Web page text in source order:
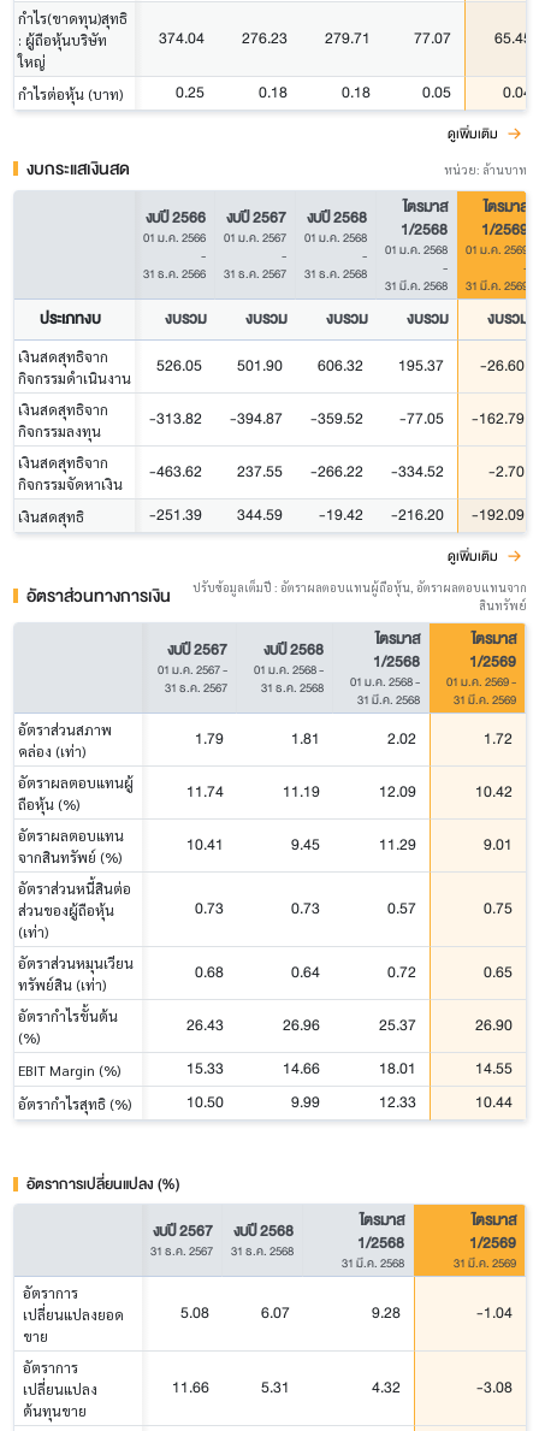
กำไร(ขาดทุน)สุทธิ
: ผู้ถือหุ้นบริษัท
ใหญ่
374.04 276.23 279.71 77.07 65.45
กำไรต่อหุ้น (บาท) 0.25 0.18 0.18 0.05 0.04
ดูเพิ่มเติม
งบกระแสเงินสด หน่วย: ล้านบาท
งบปี 2566
01 ม.ค. 2566
-
31 ธ.ค. 2566
งบปี 2567
01 ม.ค. 2567
-
31 ธ.ค. 2567
งบปี 2568
01 ม.ค. 2568
-
31 ธ.ค. 2568
ไตรมาส
1/2568
01 ม.ค. 2568
-
31 มี.ค. 2568
ไตรมาส
1/2569
01 ม.ค. 2569
-
31 มี.ค. 2569
ประเภทงบ งบรวม งบรวม งบรวม งบรวม งบรวม
เงินสดสุทธิจาก
กิจกรรมดำเนินงาน
526.05 501.90 606.32 195.37 -26.60
เงินสดสุทธิจาก
กิจกรรมลงทุน
-313.82 -394.87 -359.52 -77.05 -162.79
เงินสดสุทธิจาก
กิจกรรมจัดหาเงิน
-463.62 237.55 -266.22 -334.52 -2.70
เงินสดสุทธิ -251.39 344.59 -19.42 -216.20 -192.09
ดูเพิ่มเติม
อัตราส่วนทางการเงิน
ปรับข้อมูลเต็มปี : อัตราผลตอบแทนผู้ถือหุ้น, อัตราผลตอบแทนจาก
สินทรัพย์
งบปี 2567
01 ม.ค. 2567-
31 ธ.ค. 2567
งบปี 2568
01 ม.ค. 2568-
31 ธ.ค. 2568
ไตรมาส
1/2568
01 ม.ค. 2568-
31 มี.ค. 2568
ไตรมาส
1/2569
01 ม.ค. 2569-
31 มี.ค. 2569
อัตราส่วนสภาพ
คล่อง (เท่า)
1.79 1.81 2.02 1.72
อัตราผลตอบแทนผู้
ถือหุ้น (%)
11.74 11.19 12.09 10.42
อัตราผลตอบแทน
จากสินทรัพย์ (%)
10.41 9.45 11.29 9.01
อัตราส่วนหนี้สินต่อ
ส่วนของผู้ถือหุ้น
(เท่า)
0.73 0.73 0.57 0.75
อัตราส่วนหมุนเวียน
ทรัพย์สิน (เท่า)
0.68 0.64 0.72 0.65
อัตรากำไรขั้นต้น
(%)
26.43 26.96 25.37 26.90
EBIT Margin (%) 15.33 14.66 18.01 14.55
อัตรากำไรสุทธิ (%) 10.50 9.99 12.33 10.44
อัตราการเปลี่ยนแปลง (%)
งบปี 2567
31 ธ.ค. 2567
งบปี 2568
31 ธ.ค. 2568
ไตรมาส
1/2568
31 มี.ค. 2568
ไตรมาส
1/2569
31 มี.ค. 2569
อัตราการ
เปลี่ยนแปลงยอด
ขาย
5.08 6.07 9.28 -1.04
อัตราการ
เปลี่ยนแปลง
ต้นทุนขาย
11.66 5.31 4.32 -3.08